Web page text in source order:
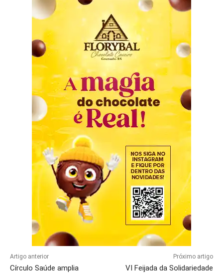
Artigo anterior
Círculo Saúde amplia
Próximo artigo
VI Feijada da Solidariedade